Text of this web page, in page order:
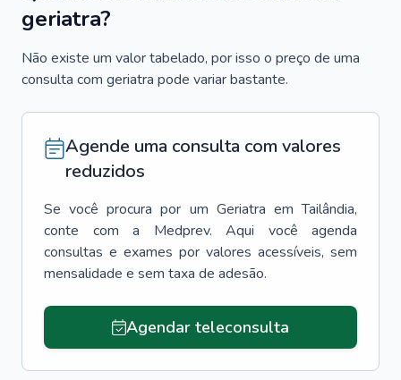
geriatra?
Não existe um valor tabelado, por isso o preço de uma
consulta com geriatra pode variar bastante.
Agende uma consulta com valores
reduzidos
Se você procura por um Geriatra em Tailândia,
conte com a Medprev. Aqui você agenda
consultas e exames por valores acessíveis, sem
mensalidade e sem taxa de adesão.
Agendar teleconsulta